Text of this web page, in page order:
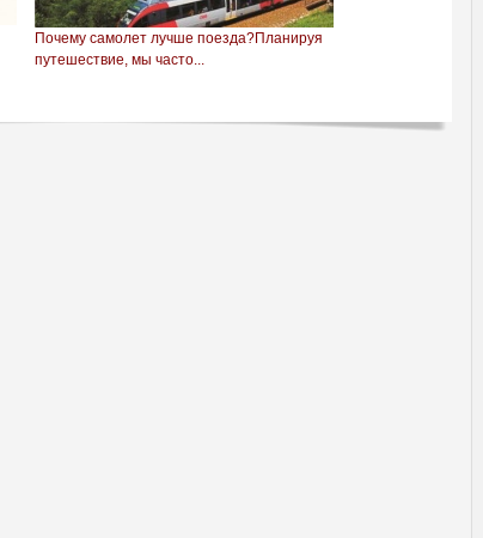
Почему самолет лучше поезда?Планируя
путешествие, мы часто...